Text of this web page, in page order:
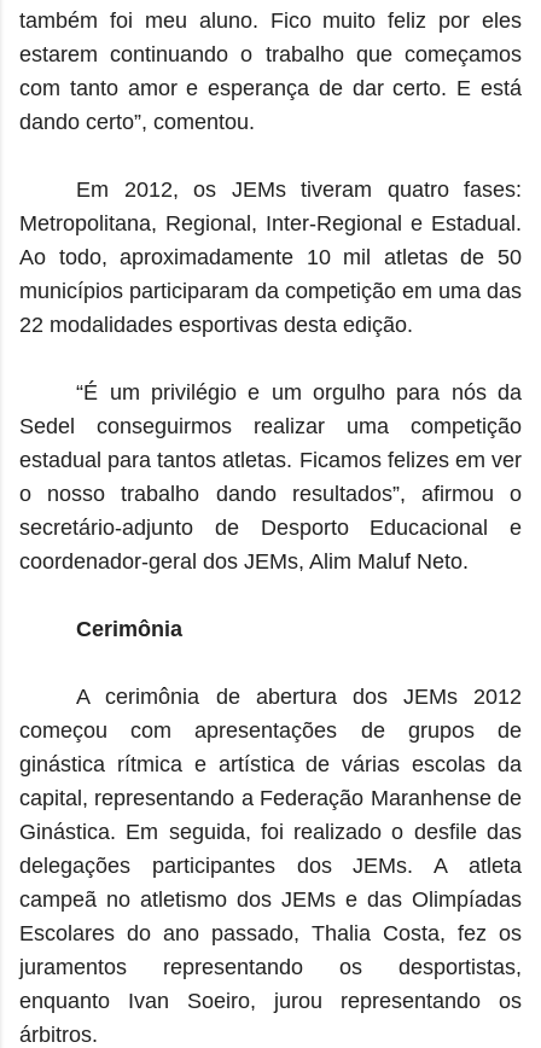
também foi meu aluno. Fico muito feliz por eles
estarem continuando o trabalho que começamos
com tanto amor e esperança de dar certo. E está
dando certo”, comentou.
Em 2012, os JEMs tiveram quatro fases:
Metropolitana, Regional, Inter-Regional e Estadual.
Ao todo, aproximadamente 10 mil atletas de 50
municípios participaram da competição em uma das
22 modalidades esportivas desta edição.
“É um privilégio e um orgulho para nós da
Sedel conseguirmos realizar uma competição
estadual para tantos atletas. Ficamos felizes em ver
o nosso trabalho dando resultados”, afirmou o
secretário-adjunto de Desporto Educacional e
coordenador-geral dos JEMs, Alim Maluf Neto.
Cerimônia
A cerimônia de abertura dos JEMs 2012
começou com apresentações de grupos de
ginástica rítmica e artística de várias escolas da
capital, representando a Federação Maranhense de
Ginástica. Em seguida, foi realizado o desfile das
delegações participantes dos JEMs. A atleta
campeã no atletismo dos JEMs e das Olimpíadas
Escolares do ano passado, Thalia Costa, fez os
juramentos representando os desportistas,
enquanto Ivan Soeiro, jurou representando os
árbitros.